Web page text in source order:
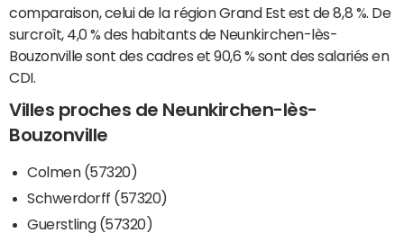
comparaison, celui de la région Grand Est est de 8,8 %. De
surcroît, 4,0 % des habitants de Neunkirchen-lès-
Bouzonville sont des cadres et 90,6 % sont des salariés en
CDI.
Villes proches de Neunkirchen-lès-
Bouzonville
Colmen (57320)
Schwerdorff (57320)
Guerstling (57320)